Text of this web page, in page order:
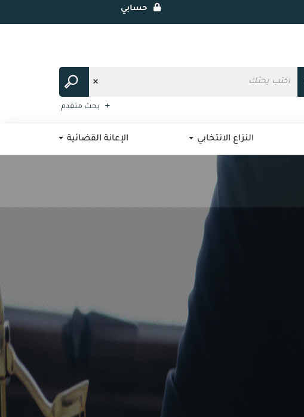
حسابي
بحث متقدم
النزاع الانتخابي الإعانة القضائية